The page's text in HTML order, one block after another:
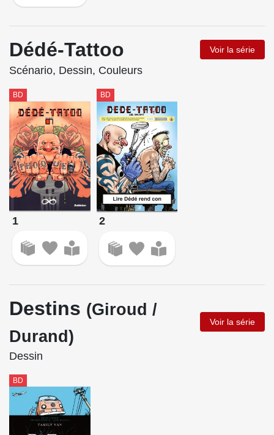
Dédé-Tattoo Voir la série
Scénario, Dessin, Couleurs
BD
1
BD
2
Destins (Giroud /
Durand)
Voir la série
Dessin
BD